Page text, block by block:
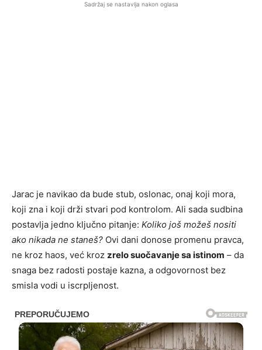
Sadržaj se nastavlja nakon oglasa
Jarac je navikao da bude stub, oslonac, onaj koji mora,
koji zna i koji drži stvari pod kontrolom. Ali sada sudbina
postavlja jedno ključno pitanje: Koliko još možeš nositi
ako nikada ne staneš? Ovi dani donose promenu pravca,
ne kroz haos, već kroz zrelo suočavanje sa istinom – da
snaga bez radosti postaje kazna, a odgovornost bez
smisla vodi u iscrpljenost.